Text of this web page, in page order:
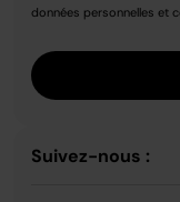
données personnelles et
Suivez-nous :